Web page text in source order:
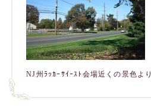
NJ州ﾗｯｶｰｻｲｰｽﾄ会場近くの景色より